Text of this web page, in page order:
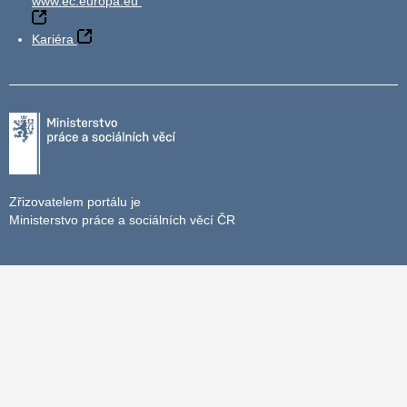
Kariéra
Zřizovatelem portálu je
Ministerstvo práce a sociálních věcí ČR